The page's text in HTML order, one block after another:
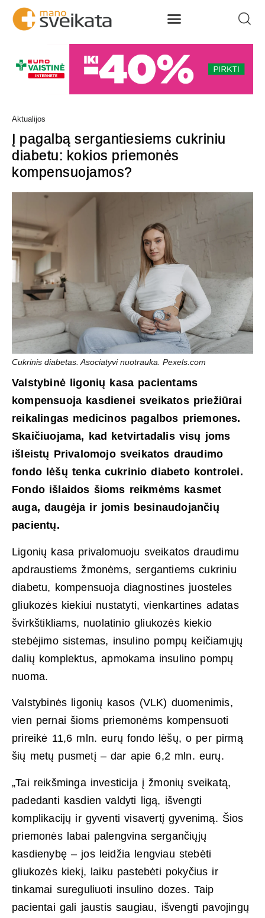
Aktualijos
Į pagalbą sergantiesiems cukriniu
diabetu: kokios priemonės
kompensuojamos?
Cukrinis diabetas. Asociatyvi nuotrauka. Pexels.com
Valstybinė ligonių kasa pacientams
kompensuoja kasdienei sveikatos priežiūrai
reikalingas medicinos pagalbos priemones.
Skaičiuojama, kad ketvirtadalis visų joms
išleistų Privalomojo sveikatos draudimo
fondo lėšų tenka cukrinio diabeto kontrolei.
Fondo išlaidos šioms reikmėms kasmet
auga, daugėja ir jomis besinaudojančių
pacientų.
Ligonių kasa privalomuoju sveikatos draudimu
apdraustiems žmonėms, sergantiems cukriniu
diabetu, kompensuoja diagnostines juosteles
gliukozės kiekiui nustatyti, vienkartines adatas
švirkštikliams, nuolatinio gliukozės kiekio
stebėjimo sistemas, insulino pompų keičiamųjų
dalių komplektus, apmokama insulino pompų
nuoma.
Valstybinės ligonių kasos (VLK) duomenimis,
vien pernai šioms priemonėms kompensuoti
prireikė 11,6 mln. eurų fondo lėšų, o per pirmą
šių metų pusmetį – dar apie 6,2 mln. eurų.
„Tai reikšminga investicija į žmonių sveikatą,
padedanti kasdien valdyti ligą, išvengti
komplikacijų ir gyventi visavertį gyvenimą. Šios
priemonės labai palengvina sergančiųjų
kasdienybę – jos leidžia lengviau stebėti
gliukozės kiekį, laiku pastebėti pokyčius ir
tinkamai sureguliuoti insulino dozes. Taip
pacientai gali jaustis saugiau, išvengti pavojingų